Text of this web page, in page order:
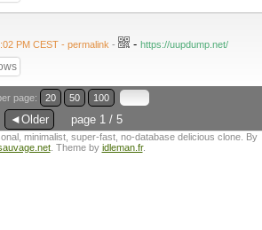
PM CEST - permalink - - https://uupdump.net/
page: 20 50 100
◄Older page 1 / 5
minimalist, super-fast, no-database delicious clone. By
. Theme by idleman.fr.